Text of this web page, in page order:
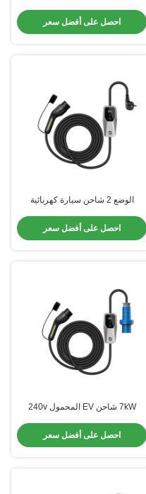
احصل على أفضل سعر
الوضع 2 شاحن سيارة كهربائية
Tesla
احصل على أفضل سعر
7kW شاحن EV المحمول 240v
واحدة 32A
احصل على أفضل سعر